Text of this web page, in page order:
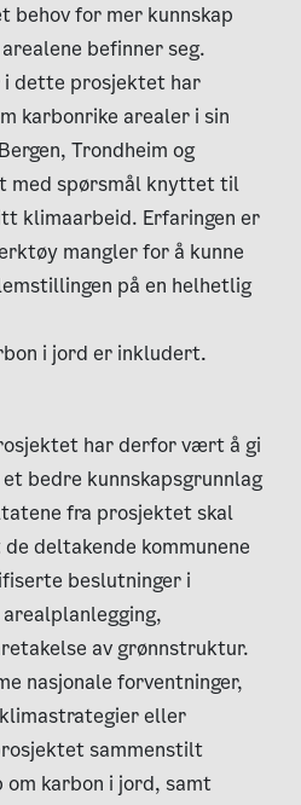
behov for mer kunnskap
befinner seg.
i dette prosjektet har
karbonrike arealer i sin
Trondheim og
med spørsmål knyttet til
klimaarbeid. Erfaringen er
mangler for å kunne
på en helhetlig
i jord er inkludert.
har derfor vært å gi
bedre kunnskapsgrunnlag
fra prosjektet skal
deltakende kommunene
beslutninger i
av grønnstruktur.
nasjonale forventninger,
eller
sammenstilt
om karbon i jord, samt